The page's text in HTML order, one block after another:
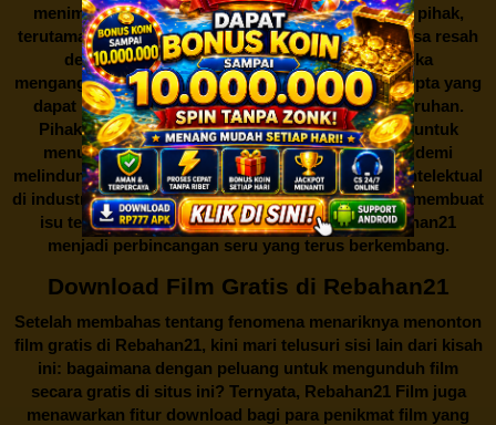
menimbulkan kontroversi di industri film. Banyak pihak,
terutama produsen film dan pemilik hak cipta, merasa resah
dengan maraknya situs-situs seperti ini. Mereka
menganggapnya sebagai bentuk pelanggaran hak cipta yang
dapat merugikan industri perfilman secara keseluruhan.
Pihak berwenang pun turut terlibat dalam upaya untuk
menutup situs-situs ilegal semacam Rebahan21 demi
melindungi keberlangsungan bisnis dan kekayaan intelektual
di industri hiburan. Konflik kepentingan inilah yang membuat
isu tentang menonton film secara gratis diRebahan21
menjadi perbincangan seru yang terus berkembang.
Download Film Gratis di Rebahan21
Setelah membahas tentang fenomena menariknya menonton
film gratis di Rebahan21, kini mari telusuri sisi lain dari kisah
ini: bagaimana dengan peluang untuk mengunduh film
secara gratis di situs ini? Ternyata, Rebahan21 Film juga
menawarkan fitur download bagi para penikmat film yang